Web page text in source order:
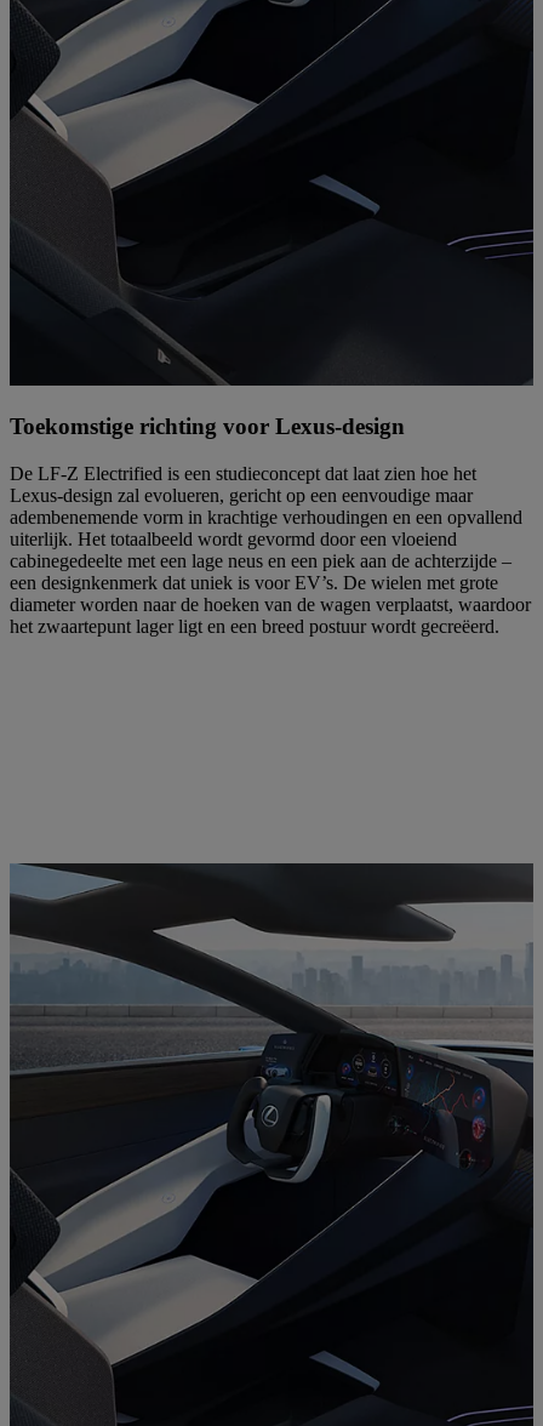
Toekomstige richting voor Lexus-design
De LF-Z Electrified is een studieconcept dat laat zien hoe het
Lexus-design zal evolueren, gericht op een eenvoudige maar
adembenemende vorm in krachtige verhoudingen en een opvallend
uiterlijk. Het totaalbeeld wordt gevormd door een vloeiend
cabinegedeelte met een lage neus en een piek aan de achterzijde –
een designkenmerk dat uniek is voor EV’s. De wielen met grote
diameter worden naar de hoeken van de wagen verplaatst, waardoor
het zwaartepunt lager ligt en een breed postuur wordt gecreëerd.